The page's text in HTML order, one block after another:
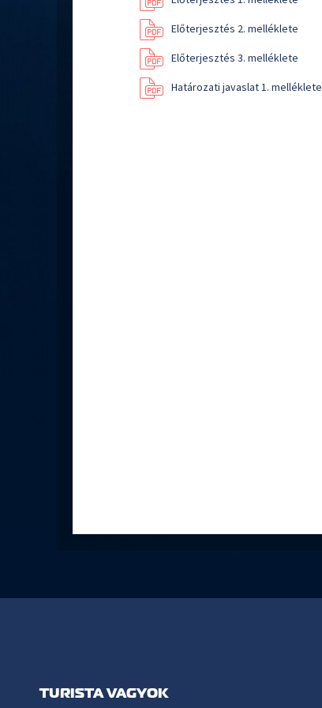
Előterjesztés 2. melléklete
Előterjesztés 3. melléklete
Határozati javaslat 1. melléklete
TURISTA VAGYOK